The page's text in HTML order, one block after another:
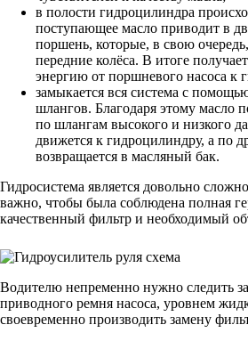
в полости гидроцилиндра
поступающее масло приводит в
поршень, которые, в свою
передние колёса. В итоге
энергию от поршневого насоса к
замыкается вся система с
шлангов. Благодаря этому масло
по шлангам высокого и низкого
движется к гидроцилиндру, а по
возвращается в масляный бак.
Гидросистема является довольно
важно, чтобы была соблюдена полная
качественный фильтр и необходимый
Водителю непременно нужно следить
приводного ремня насоса, уровнем
своевременно производить замену